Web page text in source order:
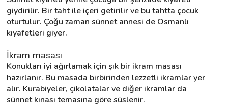
giydirilir. Bir taht ile içeri getirilir ve bu tahtta çocuk
oturtulur. Çoğu zaman sünnet annesi de Osmanlı
kıyafetleri giyer.
İkram masası
Konukları iyi ağırlamak için şık bir ikram masası
hazırlanır. Bu masada birbirinden lezzetli ikramlar yer
alır. Kurabiyeler, çikolatalar ve diğer ikramlar da
sünnet kınası temasına göre süslenir.